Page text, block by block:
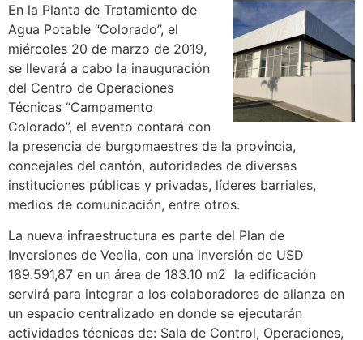
En la Planta de Tratamiento de
Agua Potable “Colorado”, el
miércoles 20 de marzo de 2019,
se llevará a cabo la inauguración
del Centro de Operaciones
Técnicas “Campamento
Colorado”, el evento contará con
la presencia de burgomaestres de la provincia,
concejales del cantón, autoridades de diversas
instituciones públicas y privadas, líderes barriales,
medios de comunicación, entre otros.
La nueva infraestructura es parte del Plan de
Inversiones de Veolia, con una inversión de USD
189.591,87 en un área de 183.10 m2 la edificación
servirá para integrar a los colaboradores de alianza en
un espacio centralizado en donde se ejecutarán
actividades técnicas de: Sala de Control, Operaciones,